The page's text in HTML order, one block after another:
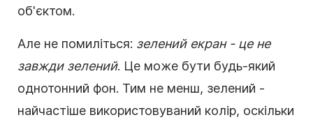
об'єктом.
Але не помиліться: зелений екран - це не
завжди зелений. Це може бути будь-який
однотонний фон. Тим не менш, зелений -
найчастіше використовуваний колір, оскільки